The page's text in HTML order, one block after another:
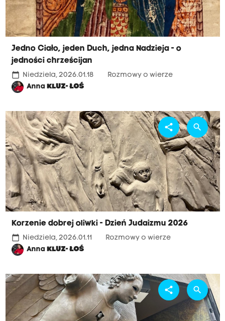
Jedno Ciało, jeden Duch, jedna Nadzieja - o
jedności chrześcijan
calendar_today Niedziela, 2026.01.18
Rozmowy o wierze
AnnaKLUZ- ŁOŚ
Korzenie dobrej oliwki - Dzień Judaizmu 2026
calendar_today Niedziela, 2026.01.11
Rozmowy o wierze
AnnaKLUZ- ŁOŚ
share search
share search